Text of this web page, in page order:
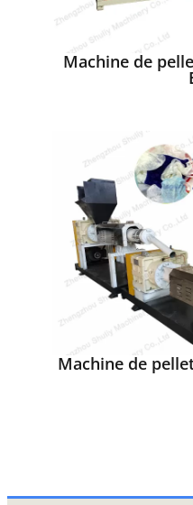
Machine de
Machine de